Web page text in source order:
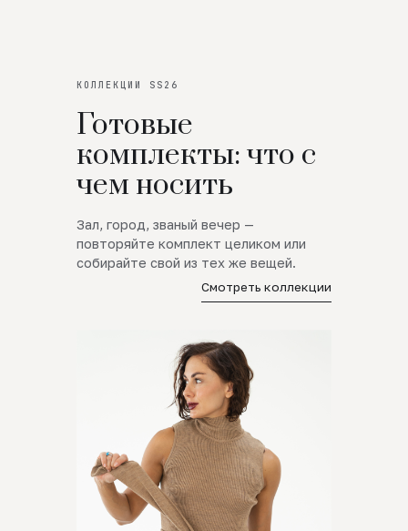
КОЛЛЕКЦИИ SS26
Готовые
комплекты: что с
чем носить
Зал, город, званый вечер —
повторяйте комплект целиком или
собирайте свой из тех же вещей.
Смотреть коллекции